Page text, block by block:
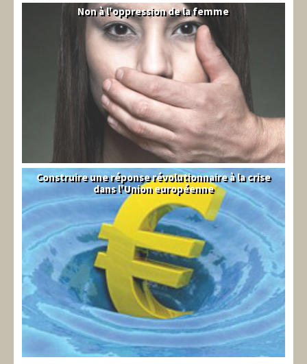
Syrie
Non à l'oppression de la femme
Syndical
Construire une réponse révolutionnaire à la crise
dans l'Union européenne